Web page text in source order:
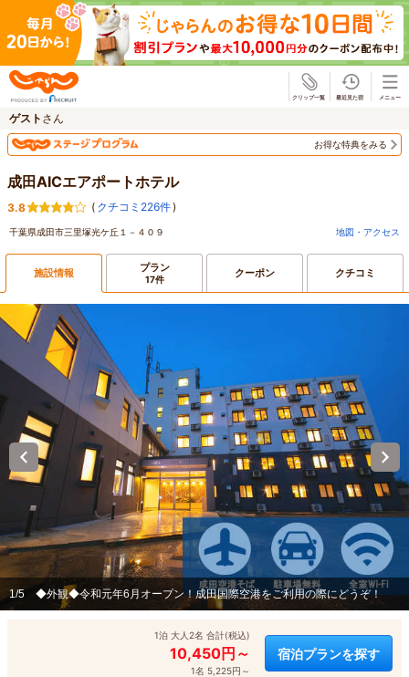
ゲスト さん
お得な特典をみる
成田AICエアポートホテル
3.8 ( クチコミ226件)
千葉県成田市三里塚光ケ丘１－４０９ 地図・アクセス
施設情報 プラン
17件 クーポン クチコミ
1/5 ◆外観◆令和元年6月オープン！成田国際空港をご利用の際にどうぞ！
1泊 大人2名 合計(税込)
10,450円～
1名 5,225円～
宿泊プランを探す